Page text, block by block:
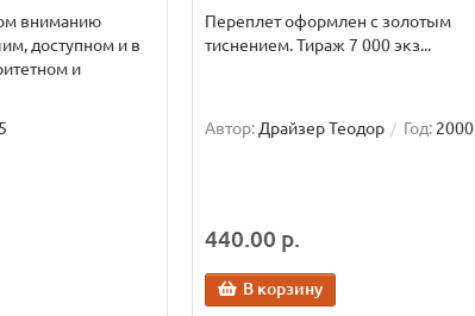
вниманию
доступном и в
и
Переплет оформлен с золотым
тиснением. Тираж 7 000 экз...
Автор: Драйзер Теодор Год: 2000
440.00 р.
В корзину